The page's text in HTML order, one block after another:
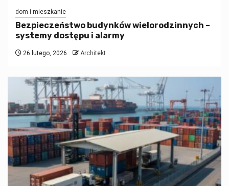
dom i mieszkanie
Bezpieczeństwo budynków wielorodzinnych –
systemy dostępu i alarmy
26 lutego, 2026 Architekt